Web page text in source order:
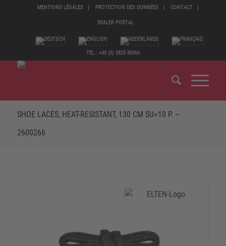
MENTIONS LÉGALES PROTECTION DES DONNÉES CONTACT
DEALER PORTAL
TEL.: +49 (0) 2825 80366
SHOE LACES, HEAT-RESISTANT, 130 CM SU=10 P. –
2600266